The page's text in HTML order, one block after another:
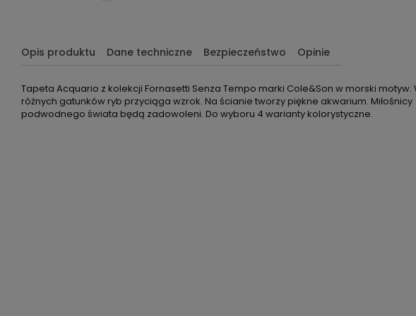
Opis produktu Dane techniczne Bezpieczeństwo Opinie
Tapeta Acquario z kolekcji Fornasetti Senza Tempo marki Cole&Son w morski motyw.
różnych gatunków ryb przyciąga wzrok. Na ścianie tworzy piękne akwarium. Miłośnicy
podwodnego świata będą zadowoleni. Do wyboru 4 warianty kolorystyczne.